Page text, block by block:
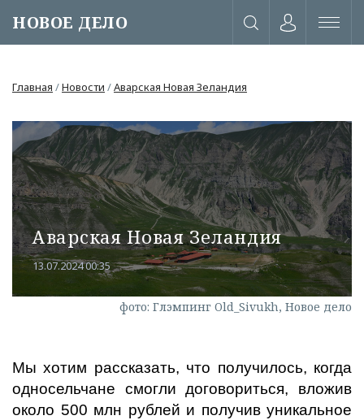
НОВОЕ ДЕЛО
или через соц. сети
Главная /Новости /Аварская Новая Зеландия
Аварская Новая Зеландия
13.07.2024 00:35
фото: Глэмпинг Old_Sivukh, Новое дело
Мы хотим рассказать, что получилось, когда
односельчане смогли договориться, вложив
около 500 млн рублей и получив уникальное